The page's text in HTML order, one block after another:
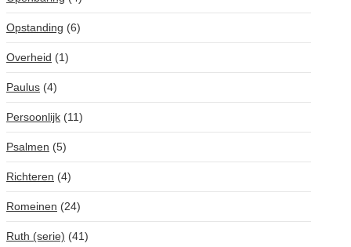
Opstanding (6)
Overheid (1)
Paulus (4)
Persoonlijk (11)
Psalmen (5)
Richteren (4)
Romeinen (24)
Ruth (serie) (41)